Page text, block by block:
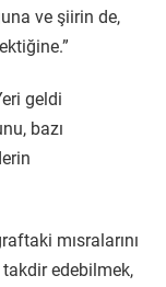
ve şiirin de,
geldi
bazı
mısralarını
takdir edebilmek,